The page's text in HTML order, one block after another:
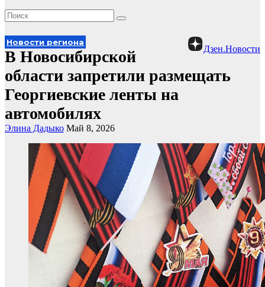
Дзен.Новости
Новости региона
В Новосибирской
области запретили размещать
Георгиевские ленты на
автомобилях
Элина Дадыко Май 8, 2026